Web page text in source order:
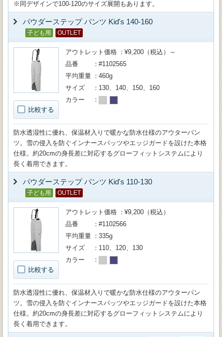
※同デザインで100-120のサイズ展開もあります。
パウダーステップ パンツ Kid's 140-160
子ども用 OUTLET
比較する
アウトレット価格
¥9,200（税込）～
品番
#1102565
平均重量
460g
サイズ
130、140、150、160
カラー
防水透湿性に優れ、保温材入りで暖かな防水仕様のアウターパン
ツ。雪の侵入を防ぐインナースパッツやエッジガードを設けた本格
仕様。約20cmの身長差に対応するグローフィットシステムにより
長く着用できます。
パウダーステップ パンツ Kid's 110-130
子ども用 OUTLET
比較する
アウトレット価格
¥9,200（税込）
品番
#1102566
平均重量
335g
サイズ
110、120、130
カラー
防水透湿性に優れ、保温材入りで暖かな防水仕様のアウターパン
ツ。雪の侵入を防ぐインナースパッツやエッジガードを設けた本格
仕様。約20cmの身長差に対応するグローフィットシステムにより
長く着用できます。